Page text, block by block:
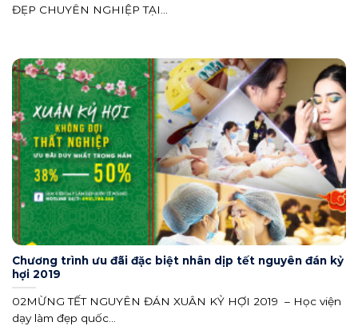
ĐẸP CHUYÊN NGHIỆP TẠI...
Chương trình ưu đãi đặc biệt nhân dịp tết nguyên đán kỷ
hợi 2019
02MỪNG TẾT NGUYÊN ĐÁN XUÂN KỶ HỢI 2019 – Học viện
dạy làm đẹp quốc...